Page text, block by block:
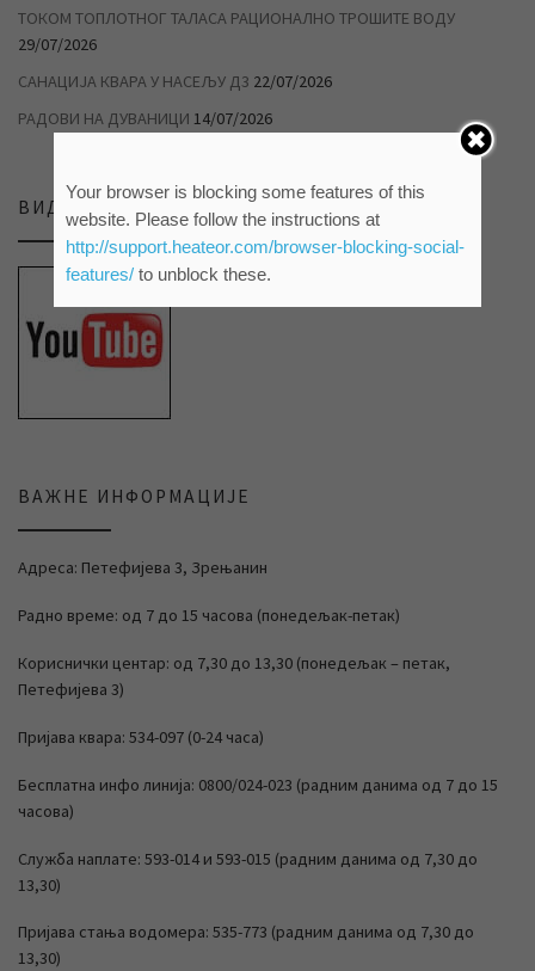
ТОКОМ ТОПЛОТНОГ ТАЛАСА РАЦИОНАЛНО ТРОШИТЕ ВОДУ
29/07/2026
САНАЦИЈА КВАРА У НАСЕЉУ Д3 22/07/2026
РАДОВИ НА ДУВАНИЦИ 14/07/2026
ВИДЕО ПРИЛОЗИ НА НАШЕМ ЈУТЈУБ КАНАЛУ
ВАЖНЕ ИНФОРМАЦИЈЕ
Адреса: Петефијева 3, Зрењанин
Радно време: од 7 до 15 часова (понедељак-петак)
Кориснички центар: од 7,30 до 13,30 (понедељак – петак,
Петефијева 3)
Пријава квара: 534-097 (0-24 часа)
Бесплатна инфо линија: 0800/024-023 (радним данима од 7 до 15
часова)
Служба наплате: 593-014 и 593-015 (радним данима од 7,30 до
13,30)
Пријава стања водомера: 535-773 (радним данима од 7,30 до
13,30)
Your browser is blocking some features of this
website. Please follow the instructions at
http://support.heateor.com/browser-blocking-social-
features/to unblock these.